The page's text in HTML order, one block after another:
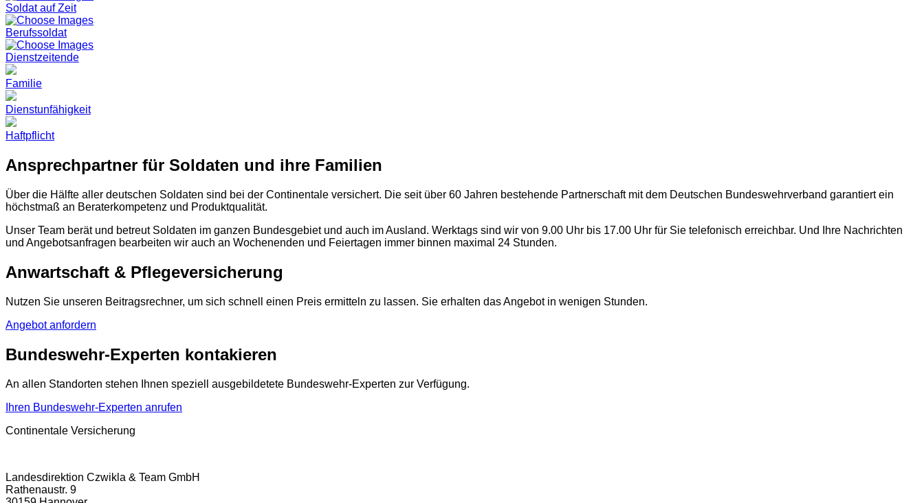
Soldat auf Zeit
Berufssoldat
Dienstzeitende
Familie
Dienstunfähigkeit
Haftpflicht
Ansprechpartner für Soldaten und ihre Familien
Über die Hälfte aller deutschen Soldaten sind bei der Continentale versichert. Die seit über 60 Jahren bestehende Partnerschaft mit dem Deutschen Bundeswehrverband garantiert ein
höchstmaß an Beraterkompetenz und Produktqualität.
Unser Team berät und betreut Soldaten im ganzen Bundesgebiet und auch im Ausland. Werktags sind wir von 9.00 Uhr bis 17.00 Uhr für Sie telefonisch erreichbar. Und Ihre Nachrichten
und Angebotsanfragen bearbeiten wir auch an Wochenenden und Feiertagen immer binnen maximal 24 Stunden.
Anwartschaft & Pflegeversicherung
Nutzen Sie unseren Beitragsrechner, um sich schnell einen Preis ermitteln zu lassen. Sie erhalten das Angebot in wenigen Stunden.
Angebot anfordern
Bundeswehr-Experten kontakieren
An allen Standorten stehen Ihnen speziell ausgebildetete Bundeswehr-Experten zur Verfügung.
Ihren Bundeswehr-Experten anrufen
Continentale Versicherung
Landesdirektion Czwikla & Team GmbH
Rathenaustr. 9